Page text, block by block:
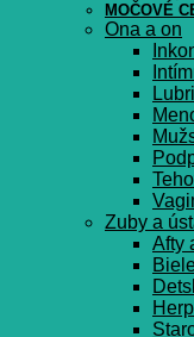
MOČOVÉ
Ona a on
Zuby a
Afty